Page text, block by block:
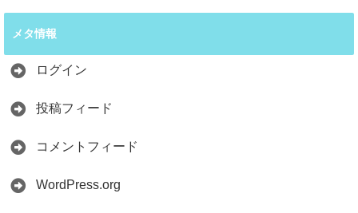
メタ情報
ログイン
投稿フィード
コメントフィード
WordPress.org